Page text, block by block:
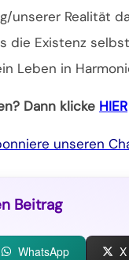
unserer Realität
die Existenz
Leben in
Dann klicke HIER
unseren
Beitrag
WhatsApp